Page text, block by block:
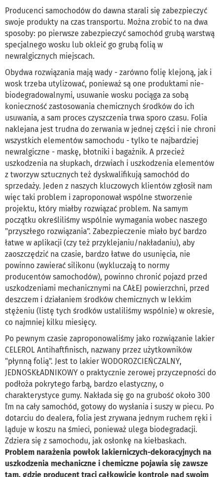
Producenci samochodów do dawna starali się zabezpieczyć
swoje produkty na czas transportu. Można zrobić to na dwa
sposoby: po pierwsze zabezpieczyć samochód grubą warstwą
specjalnego wosku lub okleić go grubą folią w
newralgicznych miejscach.
Obydwa rozwiązania mają wady - zarówno folię klejoną, jak i
wosk trzeba utylizować, ponieważ są one produktami nie-
biodegradowalnymi, usuwanie wosku pociąga za sobą
konieczność zastosowania chemicznych środków do ich
usuwania, a sam proces czyszczenia trwa sporo czasu. Folia
naklejana jest trudna do zerwania w jednej części i nie chroni
wszystkich elementów samochodu - tylko te najbardziej
newralgiczne - maskę, błotniki i bagażnik. A przecież
uszkodzenia na słupkach, drzwiach i uszkodzenia elementów
z tworzyw sztucznych też dyskwalifikują samochód do
sprzedaży. Jeden z naszych kluczowych klientów zgłosił nam
więc taki problem i zaproponował wspólne stworzenie
projektu, który miałby rozwiązać problem. Na samym
początku określiliśmy wspólnie wymagania wobec naszego
"przyszłego rozwiązania". Zabezpieczenie miało być bardzo
łatwe w aplikacji (czy też przyklejaniu/nakładaniu), aby
zaoszczędzić na czasie, bardzo łatwe do usunięcia, nie
powinno zawierać silikonu (wykluczają to normy
producentów samochodów), powinno chronić pojazd przed
uszkodzeniami mechanicznymi na CAŁEJ powierzchni, przed
deszczem i działaniem środków chemicznych w lekkim
stężeniu (listę tych środków ustaliliśmy wspólnie) w okresie,
co najmniej kilku miesięcy.
Po pewnym czasie zaproponowaliśmy jako rozwiązanie lakier
CELEROL Antihaftfinisch, nazwany przez użytkowników
"płynną folią". Jest to lakier WODOROZCIEŃCZALNY,
JEDNOSKŁADNIKOWY o praktycznie zerowej przyczepności do
podłoża pokrytego farbą, bardzo elastyczny, o
charakterystyce gumy. Nakłada się go na grubość około 300
ľm na cały samochód, gotowy do wysłania i suszy w piecu. Po
dotarciu do dealera, folia jest zrywana jednym ruchem ręki i
ląduje w koszu na śmieci, ponieważ ulega biodegradacji.
Zdziera się z samochodu, jak osłonkę na kiełbaskach.
Problem narażenia powłok lakierniczych-dekoracyjnych na
uszkodzenia mechaniczne i chemiczne pojawia się zawsze
tam, gdzie producent traci całkowicie kontrolę nad swoim